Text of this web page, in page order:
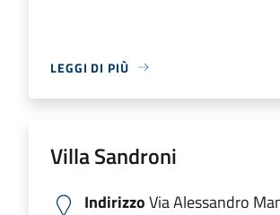
LEGGI DI PIÙ
Villa Sandroni
IndirizzoVia Alessandro